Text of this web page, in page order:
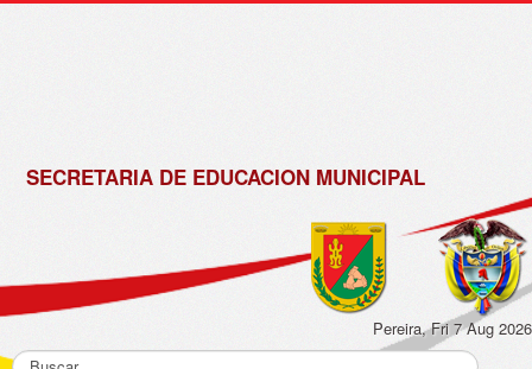
SECRETARIA DE EDUCACION MUNICIPAL
Pereira, Fri 7 Aug 2026
de